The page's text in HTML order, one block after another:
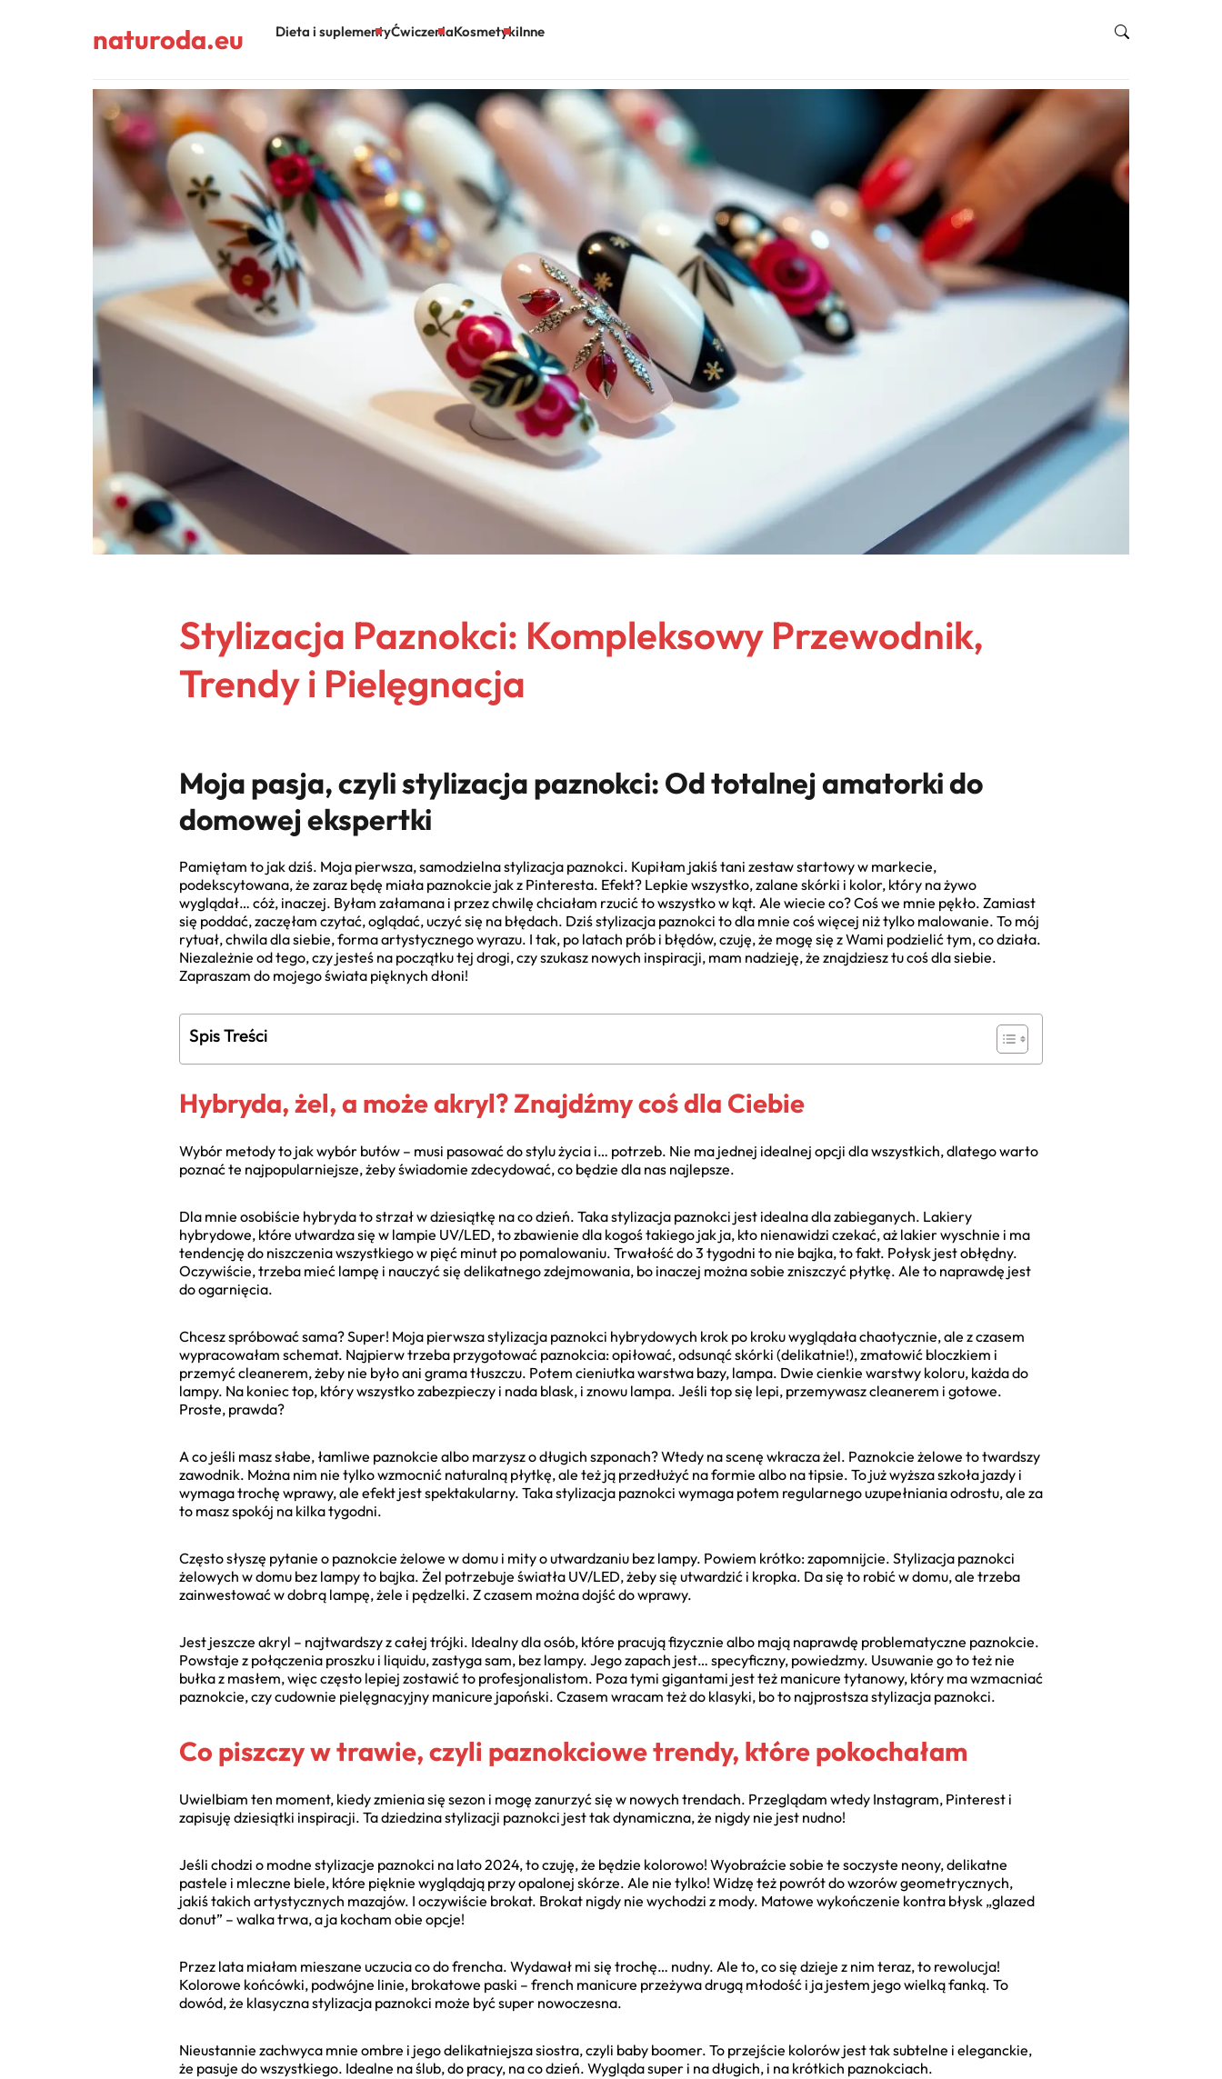
naturoda.eu Dieta i suplementyĆwiczeniaKosmetykiInne
Stylizacja Paznokci: Kompleksowy Przewodnik,
Trendy i Pielęgnacja
Moja pasja, czyli stylizacja paznokci: Od totalnej amatorki do
domowej ekspertki
Pamiętam to jak dziś. Moja pierwsza, samodzielna stylizacja paznokci. Kupiłam jakiś tani zestaw startowy w markecie,
podekscytowana, że zaraz będę miała paznokcie jak z Pinteresta. Efekt? Lepkie wszystko, zalane skórki i kolor, który na żywo
wyglądał… cóż, inaczej. Byłam załamana i przez chwilę chciałam rzucić to wszystko w kąt. Ale wiecie co? Coś we mnie pękło. Zamiast
się poddać, zaczęłam czytać, oglądać, uczyć się na błędach. Dziś stylizacja paznokci to dla mnie coś więcej niż tylko malowanie. To mój
rytuał, chwila dla siebie, forma artystycznego wyrazu. I tak, po latach prób i błędów, czuję, że mogę się z Wami podzielić tym, co działa.
Niezależnie od tego, czy jesteś na początku tej drogi, czy szukasz nowych inspiracji, mam nadzieję, że znajdziesz tu coś dla siebie.
Zapraszam do mojego świata pięknych dłoni!
Spis Treści
Hybryda, żel, a może akryl? Znajdźmy coś dla Ciebie
Wybór metody to jak wybór butów – musi pasować do stylu życia i… potrzeb. Nie ma jednej idealnej opcji dla wszystkich, dlatego warto
poznać te najpopularniejsze, żeby świadomie zdecydować, co będzie dla nas najlepsze.
Dla mnie osobiście hybryda to strzał w dziesiątkę na co dzień. Taka stylizacja paznokci jest idealna dla zabieganych. Lakiery
hybrydowe, które utwardza się w lampie UV/LED, to zbawienie dla kogoś takiego jak ja, kto nienawidzi czekać, aż lakier wyschnie i ma
tendencję do niszczenia wszystkiego w pięć minut po pomalowaniu. Trwałość do 3 tygodni to nie bajka, to fakt. Połysk jest obłędny.
Oczywiście, trzeba mieć lampę i nauczyć się delikatnego zdejmowania, bo inaczej można sobie zniszczyć płytkę. Ale to naprawdę jest
do ogarnięcia.
Chcesz spróbować sama? Super! Moja pierwsza stylizacja paznokci hybrydowych krok po kroku wyglądała chaotycznie, ale z czasem
wypracowałam schemat. Najpierw trzeba przygotować paznokcia: opiłować, odsunąć skórki (delikatnie!), zmatowić bloczkiem i
przemyć cleanerem, żeby nie było ani grama tłuszczu. Potem cieniutka warstwa bazy, lampa. Dwie cienkie warstwy koloru, każda do
lampy. Na koniec top, który wszystko zabezpieczy i nada blask, i znowu lampa. Jeśli top się lepi, przemywasz cleanerem i gotowe.
Proste, prawda?
A co jeśli masz słabe, łamliwe paznokcie albo marzysz o długich szponach? Wtedy na scenę wkracza żel. Paznokcie żelowe to twardszy
zawodnik. Można nim nie tylko wzmocnić naturalną płytkę, ale też ją przedłużyć na formie albo na tipsie. To już wyższa szkoła jazdy i
wymaga trochę wprawy, ale efekt jest spektakularny. Taka stylizacja paznokci wymaga potem regularnego uzupełniania odrostu, ale za
to masz spokój na kilka tygodni.
Często słyszę pytanie o paznokcie żelowe w domu i mity o utwardzaniu bez lampy. Powiem krótko: zapomnijcie. Stylizacja paznokci
żelowych w domu bez lampy to bajka. Żel potrzebuje światła UV/LED, żeby się utwardzić i kropka. Da się to robić w domu, ale trzeba
zainwestować w dobrą lampę, żele i pędzelki. Z czasem można dojść do wprawy.
Jest jeszcze akryl – najtwardszy z całej trójki. Idealny dla osób, które pracują fizycznie albo mają naprawdę problematyczne paznokcie.
Powstaje z połączenia proszku i liquidu, zastyga sam, bez lampy. Jego zapach jest… specyficzny, powiedzmy. Usuwanie go to też nie
bułka z masłem, więc często lepiej zostawić to profesjonalistom. Poza tymi gigantami jest też manicure tytanowy, który ma wzmacniać
paznokcie, czy cudownie pielęgnacyjny manicure japoński. Czasem wracam też do klasyki, bo to najprostsza stylizacja paznokci.
Co piszczy w trawie, czyli paznokciowe trendy, które pokochałam
Uwielbiam ten moment, kiedy zmienia się sezon i mogę zanurzyć się w nowych trendach. Przeglądam wtedy Instagram, Pinterest i
zapisuję dziesiątki inspiracji. Ta dziedzina stylizacji paznokci jest tak dynamiczna, że nigdy nie jest nudno!
Jeśli chodzi o modne stylizacje paznokci na lato 2024, to czuję, że będzie kolorowo! Wyobraźcie sobie te soczyste neony, delikatne
pastele i mleczne biele, które pięknie wyglądają przy opalonej skórze. Ale nie tylko! Widzę też powrót do wzorów geometrycznych,
jakiś takich artystycznych mazajów. I oczywiście brokat. Brokat nigdy nie wychodzi z mody. Matowe wykończenie kontra błysk „glazed
donut” – walka trwa, a ja kocham obie opcje!
Przez lata miałam mieszane uczucia co do frencha. Wydawał mi się trochę… nudny. Ale to, co się dzieje z nim teraz, to rewolucja!
Kolorowe końcówki, podwójne linie, brokatowe paski – french manicure przeżywa drugą młodość i ja jestem jego wielką fanką. To
dowód, że klasyczna stylizacja paznokci może być super nowoczesna.
Nieustannie zachwyca mnie ombre i jego delikatniejsza siostra, czyli baby boomer. To przejście kolorów jest tak subtelne i eleganckie,
że pasuje do wszystkiego. Idealne na ślub, do pracy, na co dzień. Wygląda super i na długich, i na krótkich paznokciach.